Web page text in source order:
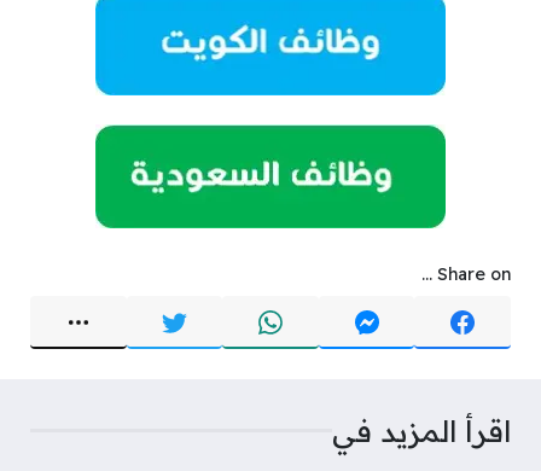
Share on ...
اقرأ المزيد في